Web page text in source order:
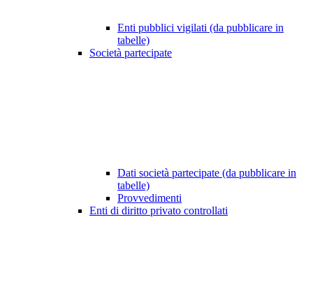
Enti pubblici vigilati (da pubblicare in
tabelle)
Società partecipate
Dati società partecipate (da pubblicare in
tabelle)
Provvedimenti
Enti di diritto privato controllati